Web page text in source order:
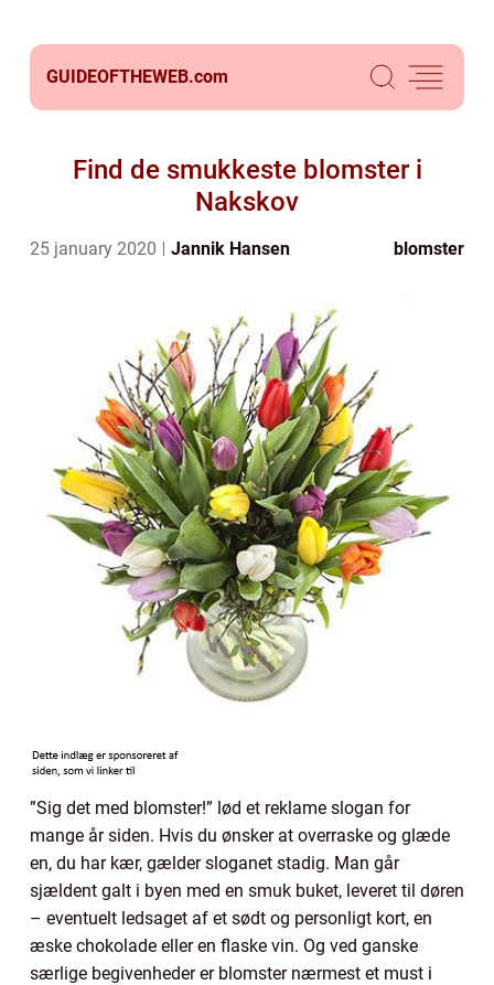
GUIDEOFTHEWEB.com
Find de smukkeste blomster i
Nakskov
25 january 2020 Jannik Hansen blomster
”Sig det med blomster!” lød et reklame slogan for
mange år siden. Hvis du ønsker at overraske og glæde
en, du har kær, gælder sloganet stadig. Man går
sjældent galt i byen med en smuk buket, leveret til døren
– eventuelt ledsaget af et sødt og personligt kort, en
æske chokolade eller en flaske vin. Og ved ganske
særlige begivenheder er blomster nærmest et must i